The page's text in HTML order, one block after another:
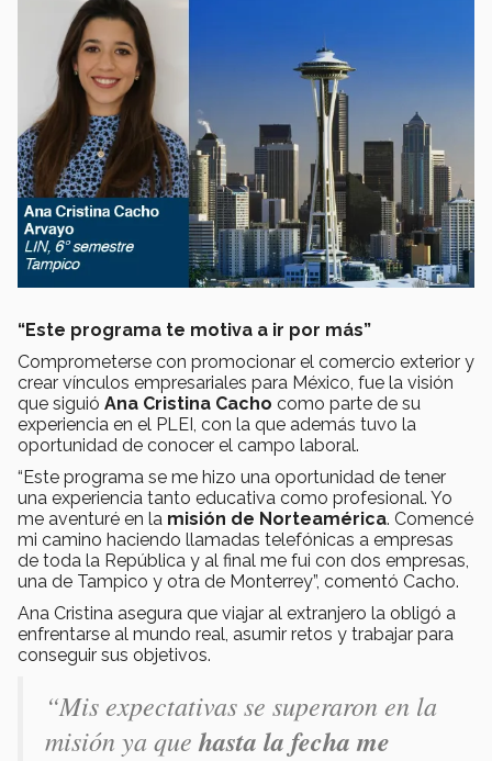
“Este programa te motiva a ir por más”
Comprometerse con promocionar el comercio exterior y
crear vínculos empresariales para México, fue la visión
que siguió Ana Cristina Cacho como parte de su
experiencia en el PLEI, con la que además tuvo la
oportunidad de conocer el campo laboral.
“Este programa se me hizo una oportunidad de tener
una experiencia tanto educativa como profesional. Yo
me aventuré en la misión de Norteamérica. Comencé
mi camino haciendo llamadas telefónicas a empresas
de toda la República y al final me fui con dos empresas,
una de Tampico y otra de Monterrey”, comentó Cacho.
Ana Cristina asegura que viajar al extranjero la obligó a
enfrentarse al mundo real, asumir retos y trabajar para
conseguir sus objetivos.
“Mis expectativas se superaron en la
misión ya que hasta la fecha me